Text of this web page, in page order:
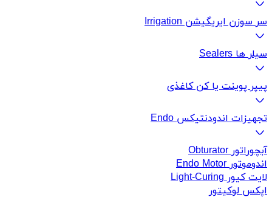
سر سوزن ایریگیشن Irrigation
سیلر ها Sealers
پیپر پوینت یا کن کاغذی
تجهیزات اندودنتیکس Endo
آبچوراتور Obturator
اندوموتور Endo Motor
لایت کیور Light-Curing
اپکس لوکیتور